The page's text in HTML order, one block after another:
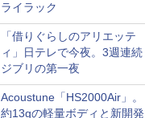
ライラック
「借りぐらしのアリエッテ
ィ」日テレで今夜。3週連続
ジブリの第一夜
Acoustune「HS2000Air」。
約13gの軽量ボディと新開発